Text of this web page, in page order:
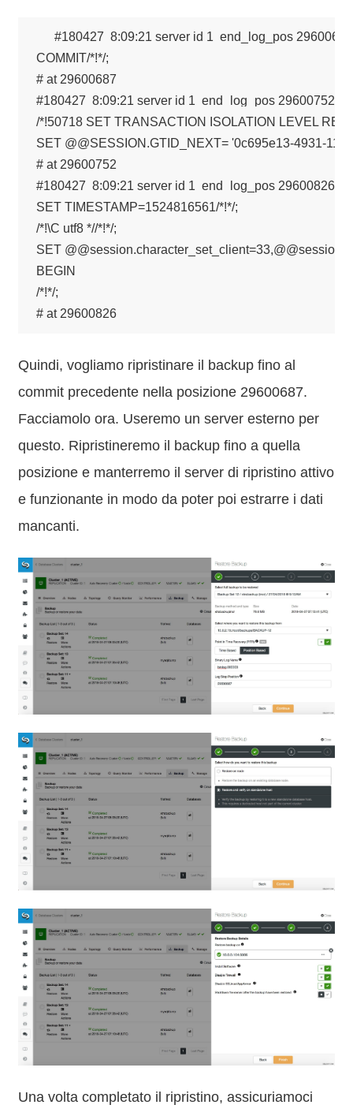
#180427  8:09:21 server id 1  end_log_pos
COMMIT/*!*/;
# at 29600687
#180427  8:09:21 server id 1  end_log_pos 29600752
/*!50718 SET TRANSACTION ISOLATION LEVEL
SET @@SESSION.GTID_NEXT= '0c695e13-4931-
# at 29600752
#180427  8:09:21 server id 1  end_log_pos 29600826
SET TIMESTAMP=1524816561/*!*/;
/*!\C utf8 *//*!*/;
SET
BEGIN
/*!*/;
# at 29600826
Quindi, vogliamo ripristinare il backup fino al
commit precedente nella posizione 29600687.
Facciamolo ora. Useremo un server esterno per
questo. Ripristineremo il backup fino a quella
posizione e manterremo il server di ripristino attivo
e funzionante in modo da poter poi estrarre i dati
mancanti.
Una volta completato il ripristino, assicuriamoci